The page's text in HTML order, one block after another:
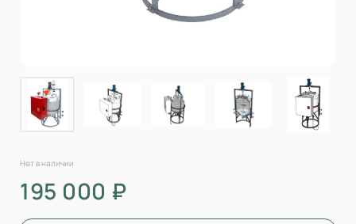
Нет в наличии
195 000 ₽